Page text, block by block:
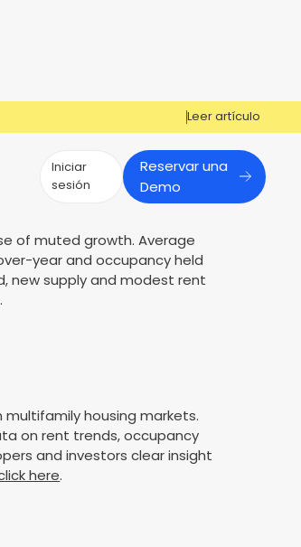
Leer artículo
Iniciar
sesión
Reservar una
Demo
preguntas?
puede ayudarle a obtener la
preguntas?
puede ayudarte a aprobar
solicitantes
of muted growth. Average
year and occupancy held
new supply and modest rent
multifamily housing markets.
on rent trends, occupancy
and investors clear insight
here.